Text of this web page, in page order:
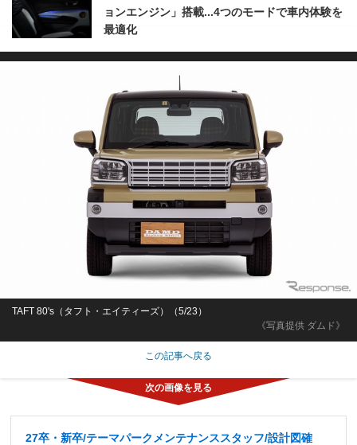
ョンエンジン」搭載...4つのモードで車内体験を
最適化
《写真提供 ダムド》
TAFT 80's（タフト・エイティーズ）（5/23）
この記事へ戻る
27卒・新卒/テーマパークメンテナンススタッフ/設計図確